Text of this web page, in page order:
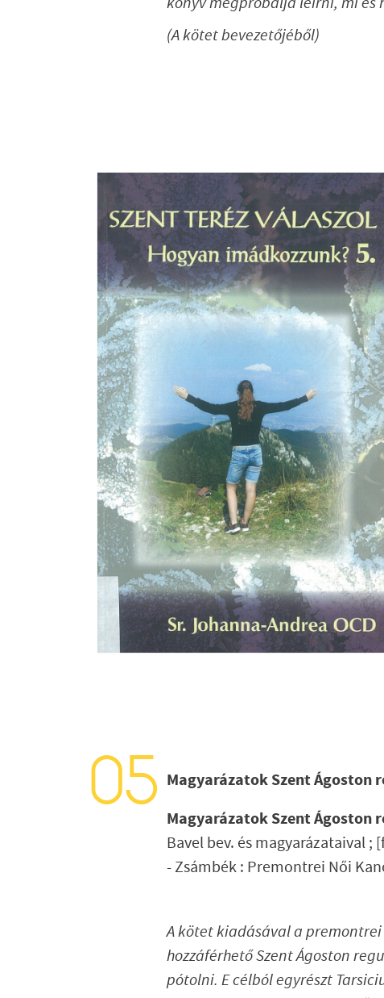
(A kötet bevezetőjéből)
Magyarázatok Szent Ágoston
Magyarázatok Szent Ágoston
Bavel bev. ésmagyarázataival ;
- Zsámbék : Premontrei Női
A kötet kiadásával a
hozzáférhető Szent Ágoston
pótolni. E célból egyrészt